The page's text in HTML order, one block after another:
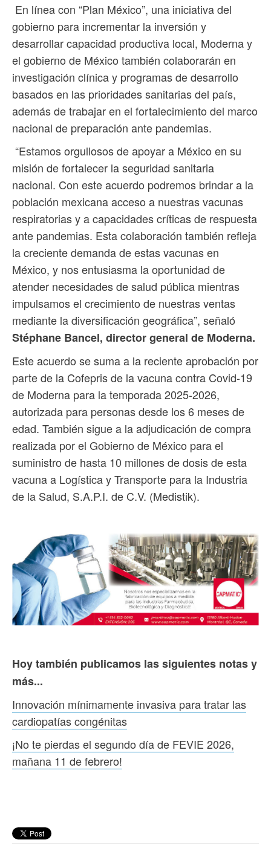
En línea con “Plan México”, una iniciativa del
gobierno para incrementar la inversión y
desarrollar capacidad productiva local, Moderna y
el gobierno de México también colaborarán en
investigación clínica y programas de desarrollo
basados en las prioridades sanitarias del país,
además de trabajar en el fortalecimiento del marco
nacional de preparación ante pandemias.
“Estamos orgullosos de apoyar a México en su
misión de fortalecer la seguridad sanitaria
nacional. Con este acuerdo podremos brindar a la
población mexicana acceso a nuestras vacunas
respiratorias y a capacidades críticas de respuesta
ante pandemias. Esta colaboración también refleja
la creciente demanda de estas vacunas en
México, y nos entusiasma la oportunidad de
atender necesidades de salud pública mientras
impulsamos el crecimiento de nuestras ventas
mediante la diversificación geográfica”, señaló
Stéphane Bancel, director general de Moderna.
Este acuerdo se suma a la reciente aprobación por
parte de la Cofepris de la vacuna contra Covid-19
de Moderna para la temporada 2025-2026,
autorizada para personas desde los 6 meses de
edad. También sigue a la adjudicación de compra
realizada por el Gobierno de México para el
suministro de hasta 10 millones de dosis de esta
vacuna a Logística y Transporte para la Industria
de la Salud, S.A.P.I. de C.V. (Medistik).
Hoy también publicamos las siguientes notas y
más...
Innovación mínimamente invasiva para tratar las
cardiopatías congénitas
¡No te pierdas el segundo día de FEVIE 2026,
mañana 11 de febrero!